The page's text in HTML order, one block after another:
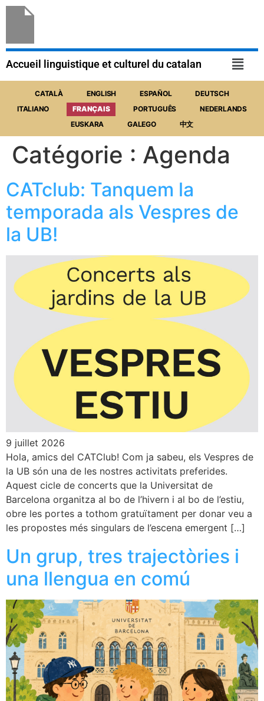
Accueil linguistique et culturel du catalan
Catégorie : Agenda
CATclub: Tanquem la
temporada als Vespres de
la UB!
9 juillet 2026
Hola, amics del CATClub! Com ja sabeu, els Vespres de
la UB són una de les nostres activitats preferides.
Aquest cicle de concerts que la Universitat de
Barcelona organitza al bo de l’hivern i al bo de l’estiu,
obre les portes a tothom gratuïtament per donar veu a
les propostes més singulars de l’escena emergent […]
Un grup, tres trajectòries i
una llengua en comú